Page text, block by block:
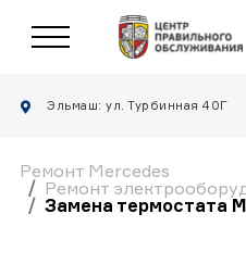
Эльмаш: ул. Турбинная 40Г
Ремонт Mercedes
Ремонт
Замена термостата